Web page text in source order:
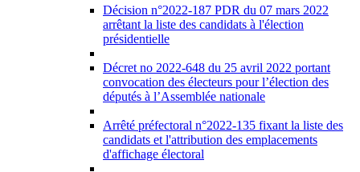
Décision n°2022-187 PDR du 07 mars 2022
arrêtant la liste des candidats à l'élection
présidentielle
Décret no 2022-648 du 25 avril 2022 portant
convocation des électeurs pour l’élection des
députés à l’Assemblée nationale
Arrêté préfectoral n°2022-135 fixant la liste des
candidats et l'attribution des emplacements
d'affichage électoral